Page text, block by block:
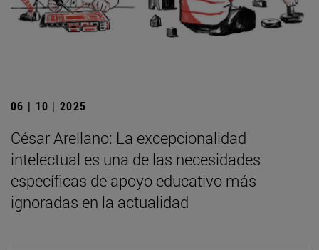
06 | 10 | 2025
César Arellano: La excepcionalidad
intelectual es una de las necesidades
específicas de apoyo educativo más
ignoradas en la actualidad